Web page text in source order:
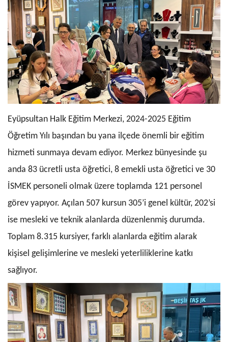
Eyüpsultan Halk Eğitim Merkezi, 2024-2025 Eğitim
Öğretim Yılı başından bu yana ilçede önemli bir eğitim
hizmeti sunmaya devam ediyor. Merkez bünyesinde şu
anda 83 ücretli usta öğretici, 8 emekli usta öğretici ve 30
İSMEK personeli olmak üzere toplamda 121 personel
görev yapıyor. Açılan 507 kursun 305’i genel kültür, 202’si
ise mesleki ve teknik alanlarda düzenlenmiş durumda.
Toplam 8.315 kursiyer, farklı alanlarda eğitim alarak
kişisel gelişimlerine ve mesleki yeterliliklerine katkı
sağlıyor.